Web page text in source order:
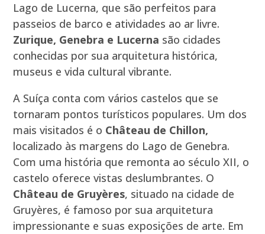
Lago de Lucerna, que são perfeitos para
passeios de barco e atividades ao ar livre.
Zurique, Genebra e Lucerna são cidades
conhecidas por sua arquitetura histórica,
museus e vida cultural vibrante.
A Suíça conta com vários castelos que se
tornaram pontos turísticos populares. Um dos
mais visitados é o Château de Chillon,
localizado às margens do Lago de Genebra.
Com uma história que remonta ao século XII, o
castelo oferece vistas deslumbrantes. O
Château de Gruyères, situado na cidade de
Gruyères, é famoso por sua arquitetura
impressionante e suas exposições de arte. Em